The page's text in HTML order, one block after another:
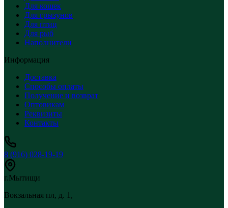
Для кошек
Для грызунов
Для птиц
Для рыб
Наполнители
Информация
Доставка
Способы оплаты
Получение и возврат
Оптовикам
Реквизиты
Контакты
8 (916) 028-19-19
г.Мытищи
Вокзальная пл, д. 1,